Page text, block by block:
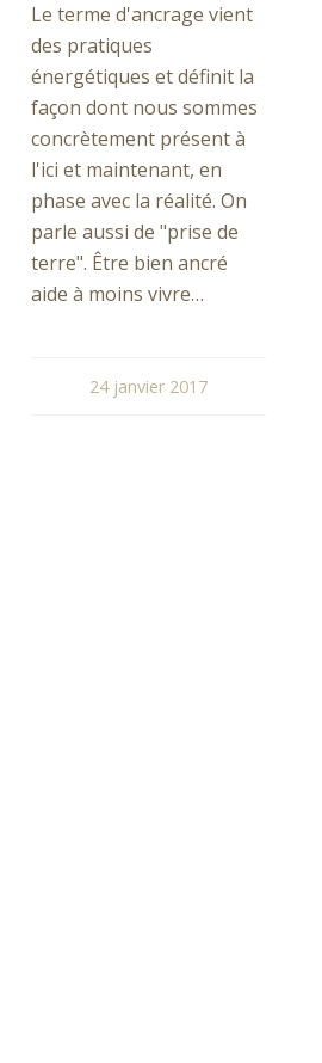
Le terme d'ancrage vient
des pratiques
énergétiques et définit la
façon dont nous sommes
concrètement présent à
l'ici et maintenant, en
phase avec la réalité. On
parle aussi de "prise de
terre". Être bien ancré
aide à moins vivre…
24 janvier 2017